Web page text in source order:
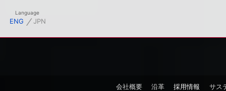
Language
ENG ⁄ JPN
ィシャルサイト
会社概要 沿革 採用情報 サス